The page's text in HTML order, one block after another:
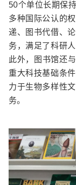
50个单位长期保
多种国际公认的
递、图书代借、
务，满足了科研
此外，图书馆还
重大科技基础条
力于生物多样性
务。